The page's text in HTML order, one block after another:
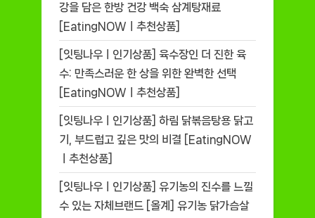
강을 담은 한방 건강 백숙 삼계탕재료
[EatingNOWㅣ추천상품]
[잇팅나우ㅣ인기상품] 육수장인 더 진한 육
수: 만족스러운 한 상을 위한 완벽한 선택
[EatingNOWㅣ추천상품]
[잇팅나우ㅣ인기상품] 하림 닭볶음탕용 닭고
기, 부드럽고 깊은 맛의 비결 [EatingNOW
ㅣ추천상품]
[잇팅나우ㅣ인기상품] 유기농의 진수를 느낄
수 있는 자체브랜드 [올계] 유기농 닭가슴살